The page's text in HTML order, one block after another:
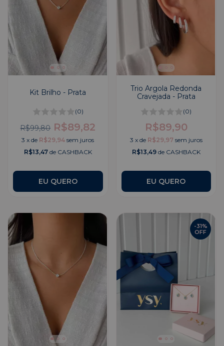
Kit Brilho - Prata
(0)
R$99,80 R$89,82
3 xde R$29,94 sem juros
R$13,47de CASHBACK
EU QUERO
Trio Argola Redonda
Cravejada - Prata
(0)
R$89,90
3 x de R$29,97 sem juros
R$13,49de CASHBACK
-31%
OFF